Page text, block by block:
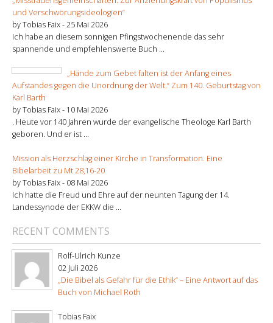
und Verschwörungsideologien“
by Tobias Faix -25 Mai 2026
Ich habe an diesem sonnigen Pfingstwochenende das sehr
spannende und empfehlenswerte Buch ...
„Hände zum Gebet falten ist der Anfang eines
Aufstandes gegen die Unordnung der Welt.“ Zum 140. Geburtstag von
Karl Barth
by Tobias Faix - 10 Mai 2026
. Heute vor 140 Jahren wurde der evangelische Theologe Karl Barth
geboren. Und er ist ...
Mission als Herzschlag einer Kirche in Transformation. Eine
Bibelarbeit zu Mt 28,16-20
by Tobias Faix - 08 Mai 2026
Ich hatte die Freud und Ehre auf der neunten Tagung der 14.
Landessynode der EKKW die ...
RECENT COMMENTS
Rolf-Ulrich Kunze
02 Juli 2026
„Die Bibel als Gefahr für die Ethik“ – Eine Antwort auf das
Buch von Michael Roth
Tobias Faix